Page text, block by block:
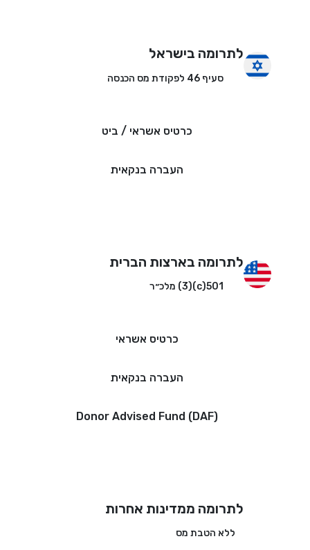
לתרומה בישראל
סעיף 46 לפקודת מס הכנסה
כרטיס אשראי / ביט
העברה בנקאית
לתרומה בארצות הברית
501(c)(3) מלכ״ר
כרטיס אשראי
העברה בנקאית
Donor Advised Fund (DAF)
לתרומה ממדינות אחרות
ללא הטבת מס